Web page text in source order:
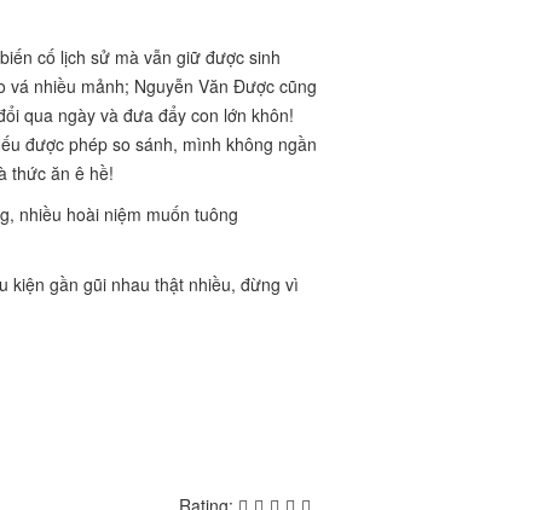
cố lịch sử mà vẫn giữ được sinh
nhiều mảnh; Nguyễn Văn Được cũng
qua ngày và đưa đẩy con lớn khôn!
được phép so sánh, mình không ngần
thức ăn ê hề!
nhiều hoài niệm muốn tuông
kiện gần gũi nhau thật nhiều, đừng vì
Rating: